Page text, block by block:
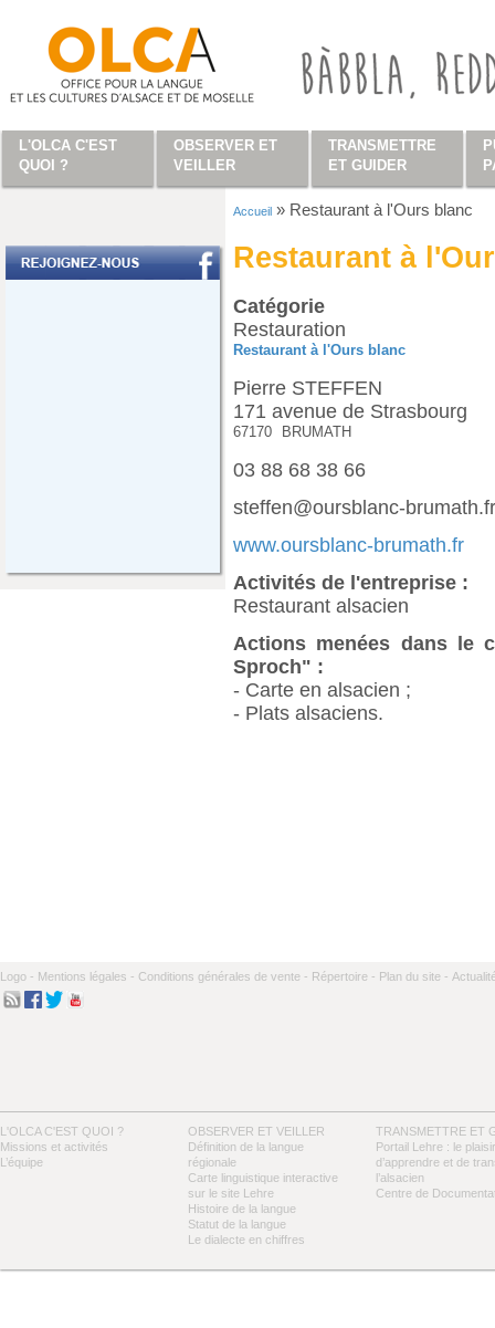
Accueil » Restaurant à l'Ours blanc
Restaurant à
Catégorie
Restauration
Restaurant à l'Ours blanc
Pierre STEFFEN
171 avenue de Strasbourg
67170 BRUMATH
03 88 68 38 66
steffen@oursblanc-brumath.fr
www.oursblanc-brumath.fr
Activités de l'entreprise :
Restaurant alsacien
Actions menées dans le
Sproch" :
- Carte en alsacien ;
- Plats alsaciens.
Logo - Mentions légales - Conditions générales de vente - Répertoire - Plan du site -
L'OLCA C'EST QUOI ?
Missions et activités
L’équipe
OBSERVER ET VEILLER
Définition de la langue
régionale
Carte linguistique interactive
sur le site Lehre
Histoire de la langue
Statut de la langue
Le dialecte en chiffres
TRANSMETTRE ET
Portail Lehre : le plaisir
d’apprendre et de
l’alsacien
Centre de
L'OLCA C'EST
QUOI ?
OBSERVER ET
VEILLER
TRANSMETTRE
ET GUIDER